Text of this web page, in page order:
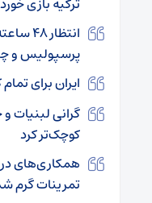
پرسپولیس و
ایران برای
گرانی لبنیات و
کوچک‌تر کرد
همکاری‌های
تمرینات گرم